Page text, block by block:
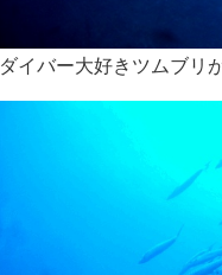
ダイバー大好きツムブリ